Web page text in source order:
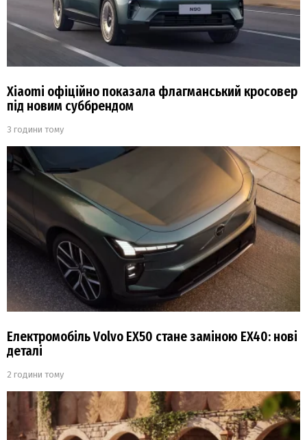
Xiaomi офіційно показала флагманський кросовер
під новим суббрендом
3 години тому
Електромобіль Volvo EX50 стане заміною EX40: нові
деталі
2 години тому